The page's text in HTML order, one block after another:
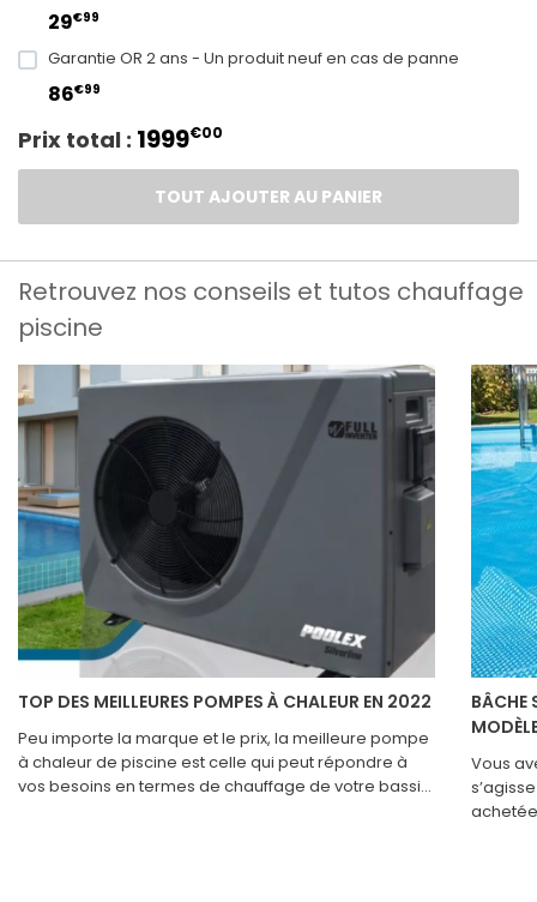
29€99
Garantie OR 2 ans - Un produit neuf en cas de panne
86€99
Prix total : 1999€00
TOUT AJOUTER AU PANIER
Retrouvez nos conseils et tutos chauffage
piscine
TOP DES MEILLEURES POMPES À CHALEUR EN 2022
Peu importe la marque et le prix, la meilleure pompe
à chaleur de piscine est celle qui peut répondre à
vos besoins en termes de chauffage de votre bassin
BÂCHE
Vous